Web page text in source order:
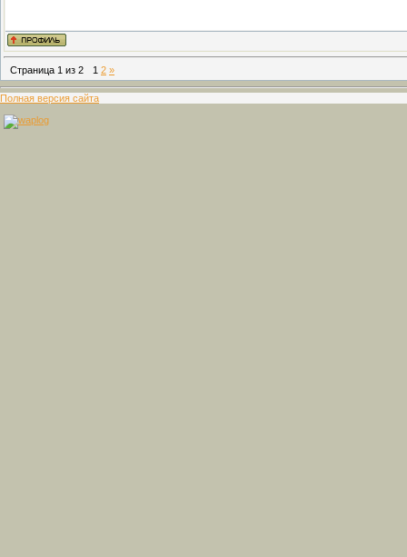
Страница 1 из 2 1 2 »
Полная версия сайта